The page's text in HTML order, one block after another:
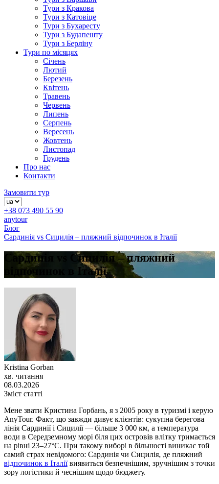
Тури з Кракова
Тури з Катовіце
Тури з Бухаресту
Тури з Будапешту
Тури з Берліну
Тури по місяцях
Січень
Лютий
Березень
Квітень
Травень
Червень
Липень
Серпень
Вересень
Жовтень
Листопад
Грудень
Про нас
Контакти
Замовити тур
+38 073 490 55 90
anytour
Блог
Сардинія vs Сицилія – пляжний відпочинок в Італії
Сардинія vs Сицилія – пляжний
відпочинок в Італії
Kristina Gorban
хв. читання
08.03.2026
Зміст статті
Мене звати Кристина Горбань, я з 2005 року в туризмі і керую
AnyTour. Факт, що завжди дивує клієнтів: сукупна берегова
лінія Сардинії і Сицилії — більше 3 000 км, а температура
води в Середземному морі біля цих островів влітку тримається
на рівні 23–27°C. При такому виборі в більшості виникає той
самий страх невідомого: Сардинія чи Сицилія, де пляжний
відпочинок в Італіївиявиться безпечнішим, зручнішим з точки
зору логістики й чеснішим щодо бюджету.